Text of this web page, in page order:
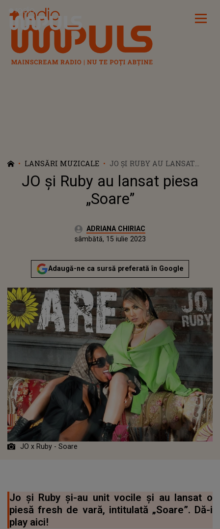
Radio Impuls
LANSĂRI MUZICALE
JO ȘI RUBY AU LANSAT
PIESA „SOARE”
JO și Ruby au lansat piesa
„Soare”
Autor:ADRIANA CHIRIAC
Actualizat:
sâmbătă, 15 iulie 2023
Adaugă-ne ca sursă preferată în Google
JO x Ruby - Soare
Jo și Ruby și-au unit vocile și au lansat o
piesă fresh de vară, intitulată „Soare”. Dă-i
play aici!